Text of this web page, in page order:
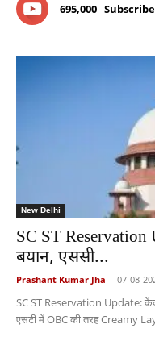
695,000
New Delhi
SC ST Reservation
बयान, एससी...
Prashant Kumar Jha - 07-08-
SC ST Reservation Update:
एसटी में OBC की तरह Creamy